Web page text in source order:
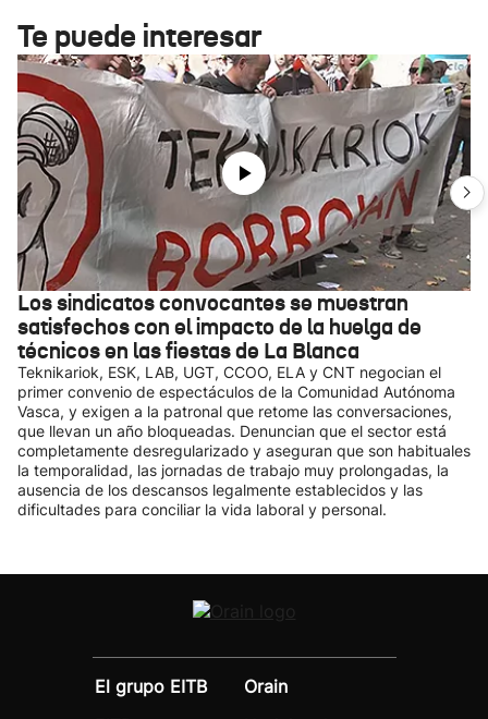
Te puede interesar
Los sindicatos convocantes se muestran
satisfechos con el impacto de la huelga de
técnicos en las fiestas de La Blanca
Teknikariok, ESK, LAB, UGT, CCOO, ELA y CNT negocian el
primer convenio de espectáculos de la Comunidad Autónoma
Vasca, y exigen a la patronal que retome las conversaciones,
que llevan un año bloqueadas. Denuncian que el sector está
completamente desregularizado y aseguran que son habituales
la temporalidad, las jornadas de trabajo muy prolongadas, la
ausencia de los descansos legalmente establecidos y las
dificultades para conciliar la vida laboral y personal.
El grupo EITB
Orain